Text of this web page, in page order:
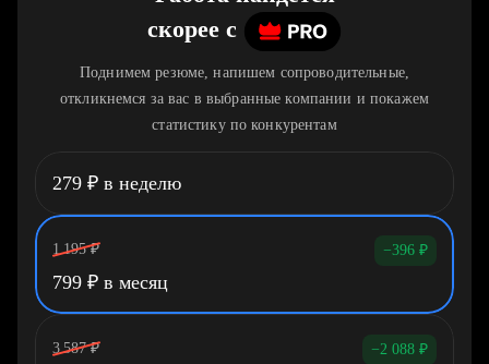
скорее c
Поднимем резюме, напишем сопроводительные,
откликнемся за вас в выбранные компании и покажем
статистику по конкурентам
279 ₽ в неделю
1 195 ₽ −396 ₽
799 ₽ в месяц
3 587 ₽ −2 088 ₽